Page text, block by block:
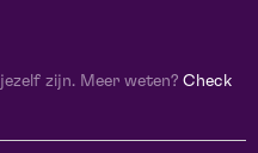
zijn. Meer weten? Check